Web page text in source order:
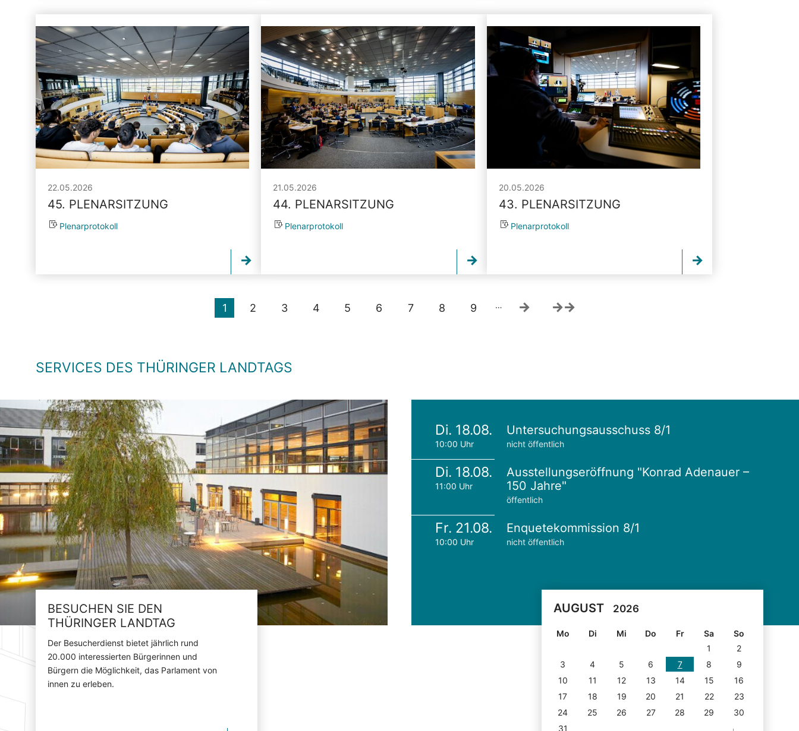
22.05.2026
45. PLENARSITZUNG
Plenarprotokoll
21.05.2026
44. PLENARSITZUNG
Plenarprotokoll
20.05.2026
43. PLENARSITZUNG
Plenarprotokoll
1 2 3 4 5 6 7 8 9 …
SERVICES DES THÜRINGER LANDTAGS
BESUCHEN SIE DEN
THÜRINGER LANDTAG
Der Besucherdienst bietet jährlich rund
20.000 interessierten Bürgerinnen und
Bürgern die Möglichkeit, das Parlament von
innen zu erleben.
Di. 18.08.
10:00 Uhr
Untersuchungsausschuss 8/1
nicht öffentlich
Di. 18.08.
11:00 Uhr
Ausstellungseröffnung "Konrad Adenauer –
150 Jahre"
öffentlich
Fr. 21.08.
10:00 Uhr
Enquetekommission 8/1
nicht öffentlich
AUGUST 2026
Mo Di Mi Do Fr Sa
So
1
2
3
4 5 6 7 8
9
10
11 12 13 14 15
16
17
18 19 20 21 22
23
24
25 26 27 28 29
30
31